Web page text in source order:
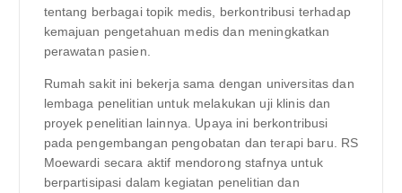
tentang berbagai topik medis, berkontribusi terhadap
kemajuan pengetahuan medis dan meningkatkan
perawatan pasien.
Rumah sakit ini bekerja sama dengan universitas dan
lembaga penelitian untuk melakukan uji klinis dan
proyek penelitian lainnya. Upaya ini berkontribusi
pada pengembangan pengobatan dan terapi baru. RS
Moewardi secara aktif mendorong stafnya untuk
berpartisipasi dalam kegiatan penelitian dan